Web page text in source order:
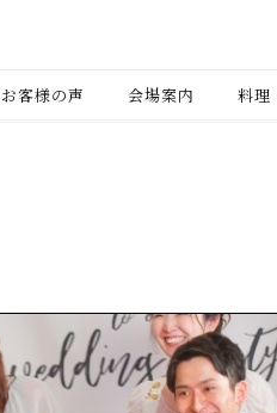
お客様の声 会場案内 料理